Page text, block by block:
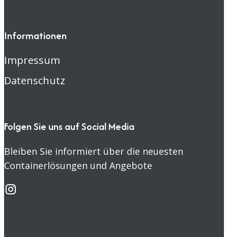
Informationen
Impressum
Datenschutz
Folgen Sie uns auf Social Media
Bleiben Sie informiert über die neuesten
Containerlösungen und Angebote